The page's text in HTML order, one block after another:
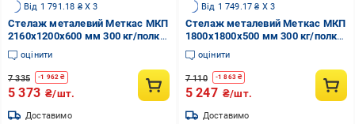
Від 1 791.18 ₴ X 3
Стелаж металевий Меткас МКП
2160x1200x600 мм 300 кг/полку
(МКП-19)
оцінити
7 335 -1 962 ₴
5 373 ₴/шт.
Доставимо
Від 1 749.17 ₴ X 3
Стелаж металевий Меткас МКП
1800x1800x500 мм 300 кг/полку
(МКП-14)
оцінити
7 110 -1 863 ₴
5 247 ₴/шт.
Доставимо